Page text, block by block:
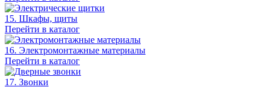
15. Шкафы, щиты
Перейти в каталог
16. Электромонтажные материалы
Перейти в каталог
17. Звонки